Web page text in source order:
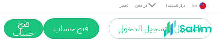
تحميل من نحن مركز المساعدة En
التسجيل / تسجيل الدخول فتح حساب فتح
حساب